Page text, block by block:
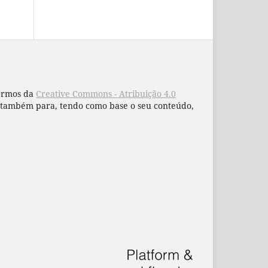
da Creative Commons - Atribuição 4.0
para, tendo como base o seu conteúdo,